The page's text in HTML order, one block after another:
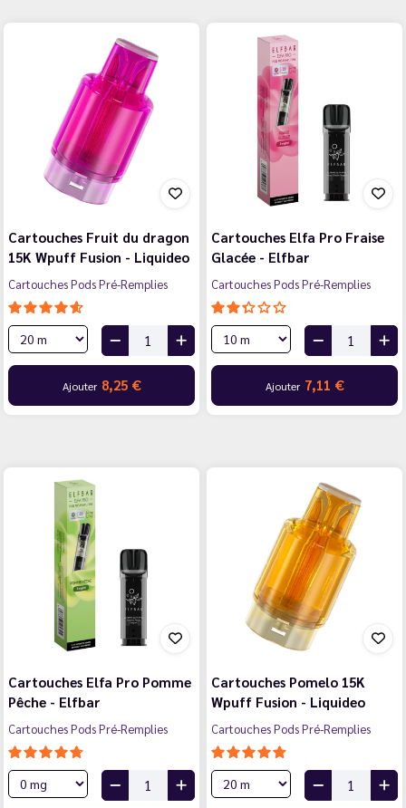
Cartouches Fruit du dragon
15K Wpuff Fusion - Liquideo
Cartouches Pods Pré-Remplies
Ajouter 8,25 €
Cartouches Elfa Pro Fraise
Glacée - Elfbar
Cartouches Pods Pré-Remplies
Ajouter 7,11 €
Cartouches Elfa Pro Pomme
Pêche - Elfbar
Cartouches Pods Pré-Remplies
Cartouches Pomelo 15K
Wpuff Fusion - Liquideo
Cartouches Pods Pré-Remplies